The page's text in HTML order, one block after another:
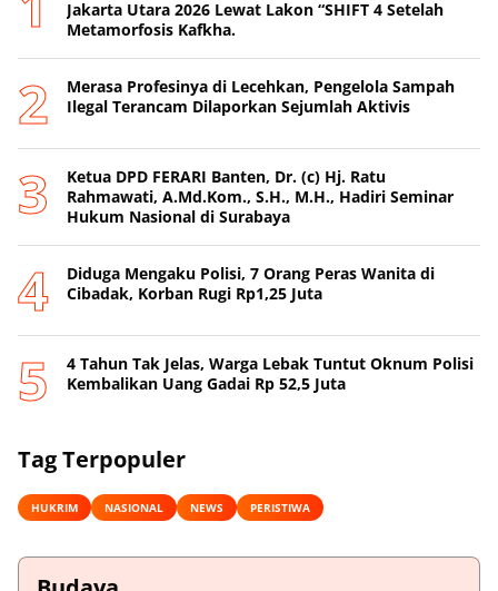
Jakarta Utara 2026 Lewat Lakon “SHIFT 4 Setelah
Metamorfosis Kafkha.
Merasa Profesinya di Lecehkan, Pengelola Sampah
Ilegal Terancam Dilaporkan Sejumlah Aktivis
Ketua DPD FERARI Banten, Dr. (c) Hj. Ratu
Rahmawati, A.Md.Kom., S.H., M.H., Hadiri Seminar
Hukum Nasional di Surabaya
Diduga Mengaku Polisi, 7 Orang Peras Wanita di
Cibadak, Korban Rugi Rp1,25 Juta
4 Tahun Tak Jelas, Warga Lebak Tuntut Oknum Polisi
Kembalikan Uang Gadai Rp 52,5 Juta
Tag Terpopuler
HUKRIM NASIONAL NEWS PERISTIWA